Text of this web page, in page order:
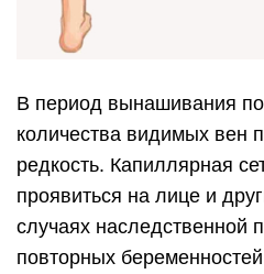
В период вынашивания
количества видимых вен
редкость. Капиллярная
проявиться на лице и
случаях наследственной
повторных